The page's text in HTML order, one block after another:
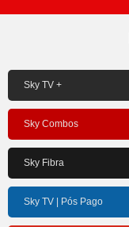
Sky TV +
Sky Combos
Sky Fibra
Sky TV | Pós Pago